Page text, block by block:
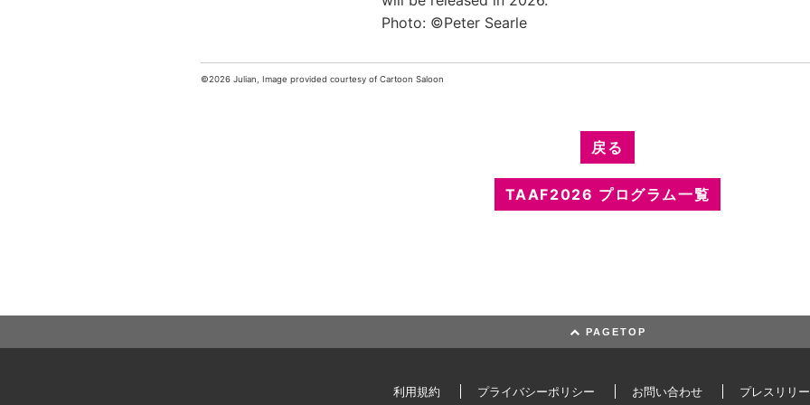
Photo: ©Peter Searle
©2026 Julian, Image provided courtesy of Cartoon Saloon
戻る
TAAF2026 プログラム一覧
PAGETOP
利用規約 プライバシーポリシー お問い合わせ プレスリリ